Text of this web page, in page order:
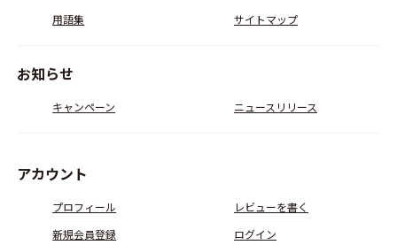
用語集
サイトマップ
お知らせ
キャンペーン ニュースリリース
アカウント
プロフィール
レビューを書く
新規会員登録
ログイン